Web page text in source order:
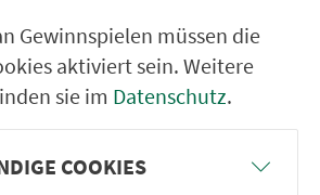
Gasthaus
Kirche
Greding)
Kirche
Gewinnspielen müssen die
aktiviert sein. Weitere
sie im Datenschutz.
COOKIES